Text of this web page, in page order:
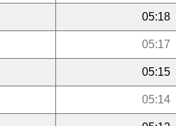
05:18
05:17
05:15
05:14